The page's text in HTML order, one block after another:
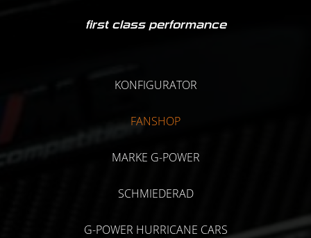
first class performance
KONFIGURATOR
FANSHOP
MARKE G-POWER
SCHMIEDERAD
G-POWER HURRICANE CARS